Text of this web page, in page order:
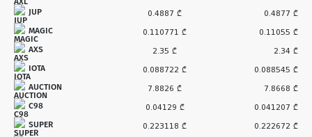
JUP 0.4887 ₾ 0.4877 ₾
MAGIC 0.110771 ₾ 0.11055 ₾
AXS 2.35 ₾ 2.34 ₾
IOTA 0.088722 ₾ 0.088545 ₾
AUCTION 7.8826 ₾ 7.8668 ₾
C98 0.04129 ₾ 0.041207 ₾
SUPER 0.223118 ₾ 0.222672 ₾